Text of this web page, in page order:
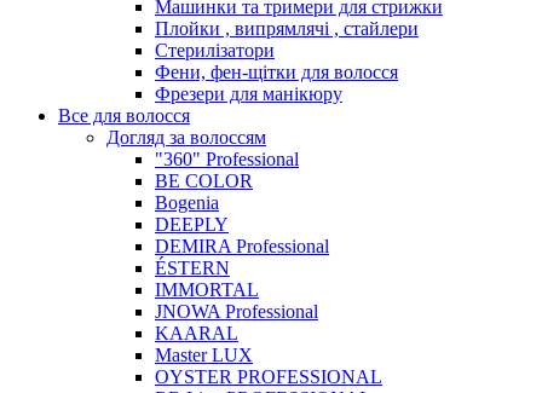
Машинки та тримери для стрижки
Плойки , випрямлячі , стайлери
Стерилізатори
Фени, фен-щітки для волосся
Фрезери для манікюру
Все для волосся
Догляд за волоссям
"360" Professional
BE COLOR
Bogenia
DEEPLY
DEMIRA Professional
ÉSTERN
IMMORTAL
JNOWA Professional
KAARAL
Master LUX
OYSTER PROFESSIONAL